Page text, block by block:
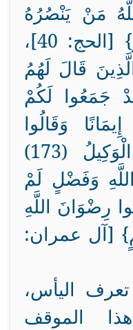
مَنْ يَنْصُرُهُ
إِنَّ اللَّهَ لَقَوِيٌّ عَزِيزٌ} [الحج: 40]،
قَالَ لَهُمُ
جَمَعُوا لَكُمْ
وَقَالُوا
حَسْبُنَا اللَّهُ وَنِعْمَ الْوَكِيلُ (173)
وَفَضْلٍ لَمْ
رِضْوَانَ اللَّهِ
[آل عمران:
تعرف اليأس،
الموقف